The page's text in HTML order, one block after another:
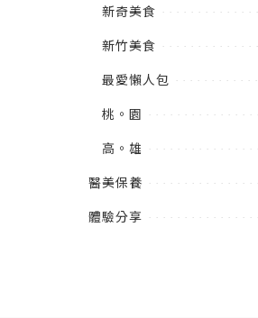
新奇美食
新竹美食
最愛懶人包
桃。園
高。雄
醫美保養
體驗分享